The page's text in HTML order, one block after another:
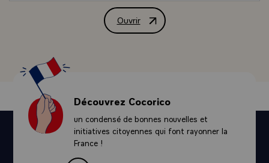
Ouvrir
Message de félicitations de M.
Découvrez Cocorico
un condensé de bonnes nouvelles et
initiatives citoyennes qui font rayonner la
France !